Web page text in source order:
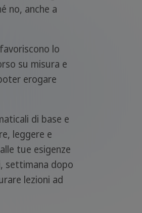
no, anche a
lo
su misura e
erogare
di base e
leggere e
tue esigenze
settimana dopo
lezioni ad